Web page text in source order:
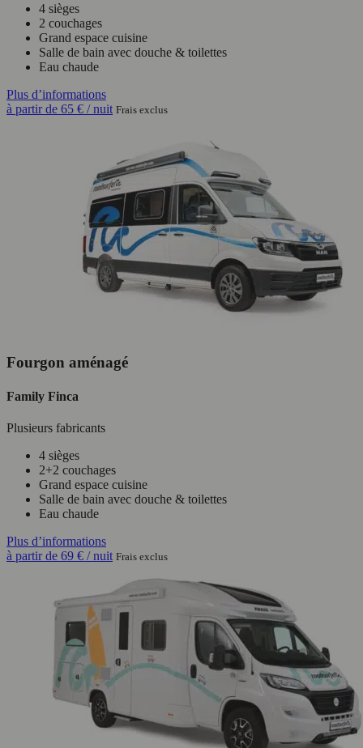
4 sièges
2 couchages
Grand espace cuisine
Salle de bain avec douche & toilettes
Eau chaude
Plus d’informations
à partir de 65 € / nuit Frais exclus
Fourgon aménagé
Family Finca
Plusieurs fabricants
4 sièges
2+2 couchages
Grand espace cuisine
Salle de bain avec douche & toilettes
Eau chaude
Plus d’informations
à partir de 69 € / nuit Frais exclus